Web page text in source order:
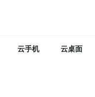
云手机 云桌面